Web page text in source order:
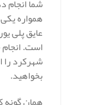
شما انجام
همواره
عایق پلی
است.
شهرکرد را
بخواهید.